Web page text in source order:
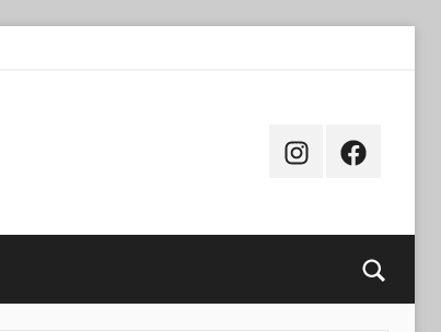
InstagramFacebook